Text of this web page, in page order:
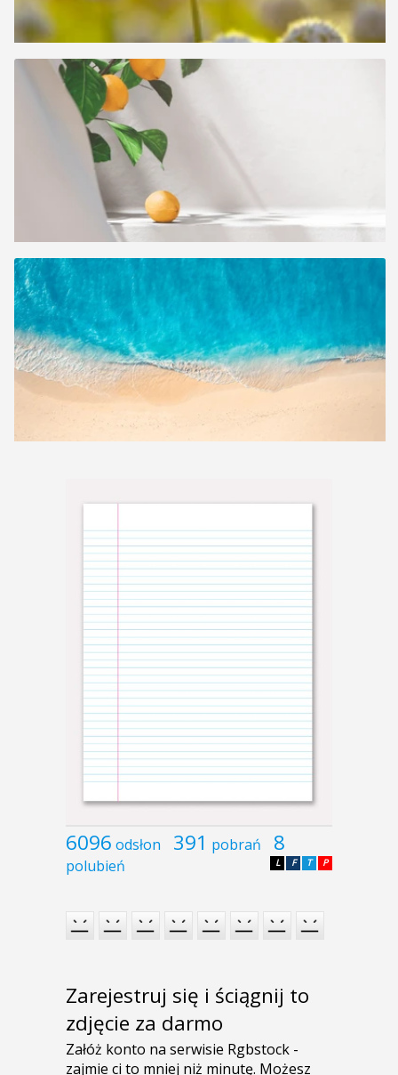
6096 odsłon 391 pobrań 8
polubień P
T
F
L
Zarejestruj się i ściągnij to
zdjęcie za darmo